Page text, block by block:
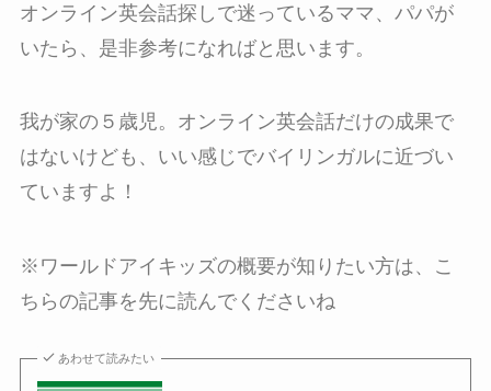
オンライン英会話探しで迷っているママ、パパが
いたら、是非参考になればと思います。
我が家の５歳児。オンライン英会話だけの成果で
はないけども、いい感じでバイリンガルに近づい
ていますよ！
※ワールドアイキッズの概要が知りたい方は、こ
ちらの記事を先に読んでくださいね
あわせて読みたい